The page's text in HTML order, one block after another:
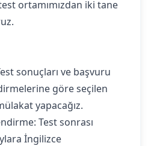
ortamımızdan iki tane
sonuçları ve başvuru
göre seçilen
yapacağız.
Test sonrası
İngilizce